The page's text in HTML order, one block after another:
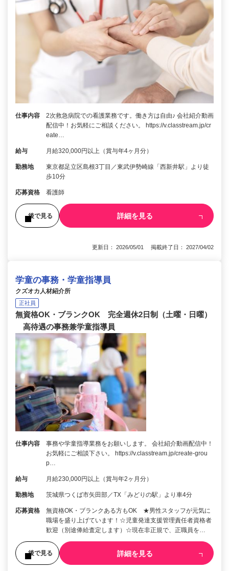
仕事内容
2次救急病院での看護業務です。働き方は自由♪ 会社紹介動画
配信中！お気軽にご相談ください。 https://v.classtream.jp/cr
eate…
給与 月給320,000円以上（賞与年4ヶ月分）
勤務地
東京都足立区島根3丁目／東武伊勢崎線「西新井駅」より徒
歩10分
応募資格 看護師
後で見る 詳細を見る
更新日： 2026/05/01 掲載終了日： 2027/04/02
学童の事務・学童指導員
クズオカ人材紹介所
正社員
無資格OK・ブランクOK 完全週休2日制（土曜・日曜）
高待遇の事務兼学童指導員
仕事内容
事務や学童指導業務をお願いします。 会社紹介動画配信中！
お気軽にご相談下さい。 https://v.classtream.jp/create-grou
p…
給与 月給230,000円以上（賞与年2ヶ月分）
勤務地 茨城県つくば市矢田部／TX「みどりの駅」より車4分
応募資格
無資格OK・ブランクある方もOK ★男性スタッフが元気に
職場を盛り上げています！☆児童発達支援管理責任者資格者
歓迎（別途俸給査定します）☆現在非正規で、正職員を…
後で見る 詳細を見る